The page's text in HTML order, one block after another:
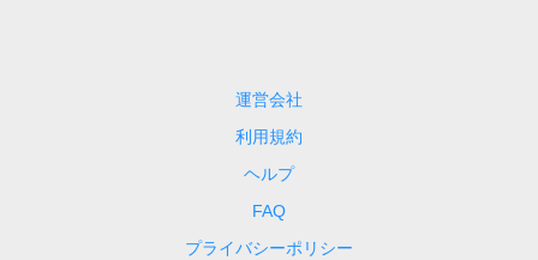
運営会社
利用規約
ヘルプ
FAQ
プライバシーポリシー